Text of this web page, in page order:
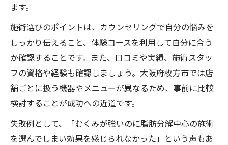
ます。
施術選びのポイントは、カウンセリングで自分の悩みを
しっかり伝えること、体験コースを利用して自分に合う
か確認することです。また、口コミや実績、施術スタッ
フの資格や経験も確認しましょう。大阪府枚方市では店
舗ごとに扱う機器やメニューが異なるため、事前に比較
検討することが成功への近道です。
失敗例として、「むくみが強いのに脂肪分解中心の施術
を選んでしまい効果を感じられなかった」という声もあ